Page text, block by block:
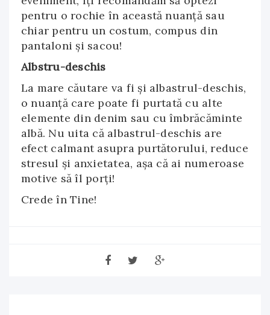
pentru o rochie în această nuanță sau
chiar pentru un costum, compus din
pantaloni și sacou!
Albstru-deschis
La mare căutare va fi și albastrul-deschis,
o nuanță care poate fi purtată cu alte
elemente din denim sau cu îmbrăcăminte
albă. Nu uita că albastrul-deschis are
efect calmant asupra purtătorului, reduce
stresul și anxietatea, așa că ai numeroase
motive să îl porți!
Crede în Tine!